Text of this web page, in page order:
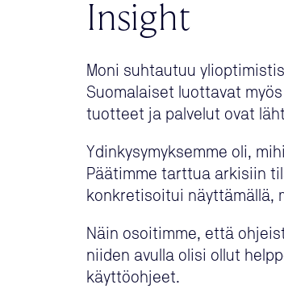
Insight
Moni suhtautuu
Suomalaiset luottavat
tuotteet ja palvelut ovat
Ydinkysymyksemme oli,
Päätimme tarttua arkisiin
konkretisoitui näyttämällä,
Näin osoitimme, että
niiden avulla olisi ollut
käyttöohjeet.